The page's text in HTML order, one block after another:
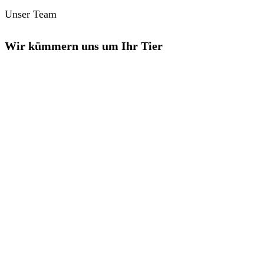
Unser Team
Wir kümmern uns um Ihr Tier